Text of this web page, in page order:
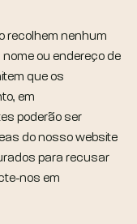
recolhem nenhum
ou endereço de
que os
em
poderão ser
do nosso website
para recusar
nos em